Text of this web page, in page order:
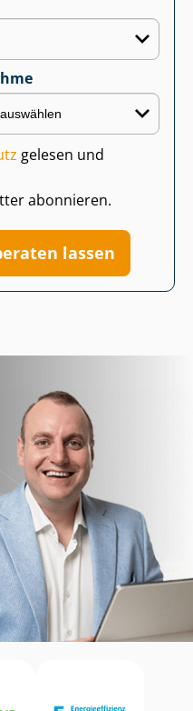
gelesen und
abonnieren.
lassen